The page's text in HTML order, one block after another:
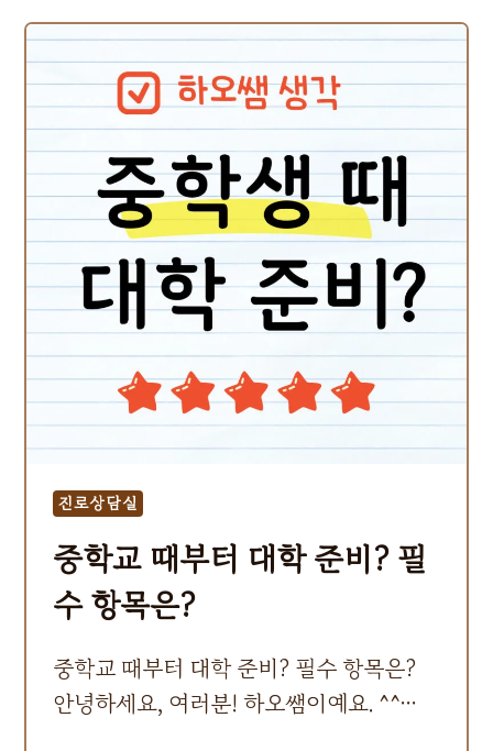
진로상담실
중학교 때부터 대학 준비? 필
수 항목은?
중학교 때부터 대학 준비? 필수 항목은?
안녕하세요, 여러분! 하오쌤이예요. ^^…